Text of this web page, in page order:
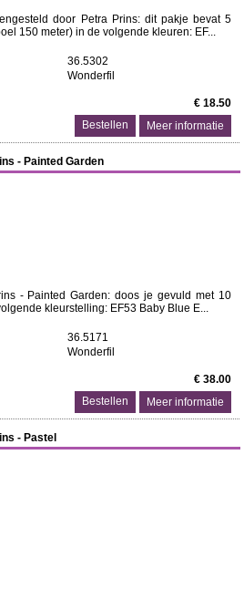
door Petra Prins: dit pakje bevat 5
150 meter) in de volgende kleuren: EF...
36.5302
Wonderfil
€ 18.50
Meer informatie
- Painted Garden
- Painted Garden: doos je gevuld met 10
kleurstelling: EF53 Baby Blue E...
36.5171
Wonderfil
€ 38.00
Meer informatie
- Pastel